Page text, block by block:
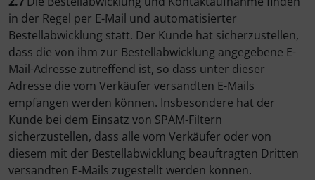
in der Regel per E-Mail und automatisierter
Bestellabwicklung statt. Der Kunde hat sicherzustellen,
dass die von ihm zur Bestellabwicklung angegebene E-
Mail-Adresse zutreffend ist, so dass unter dieser
Adresse die vom Verkäufer versandten E-Mails
empfangen werden können. Insbesondere hat der
Kunde bei dem Einsatz von SPAM-Filtern
sicherzustellen, dass alle vom Verkäufer oder von
diesem mit der Bestellabwicklung beauftragten Dritten
versandten E-Mails zugestellt werden können.